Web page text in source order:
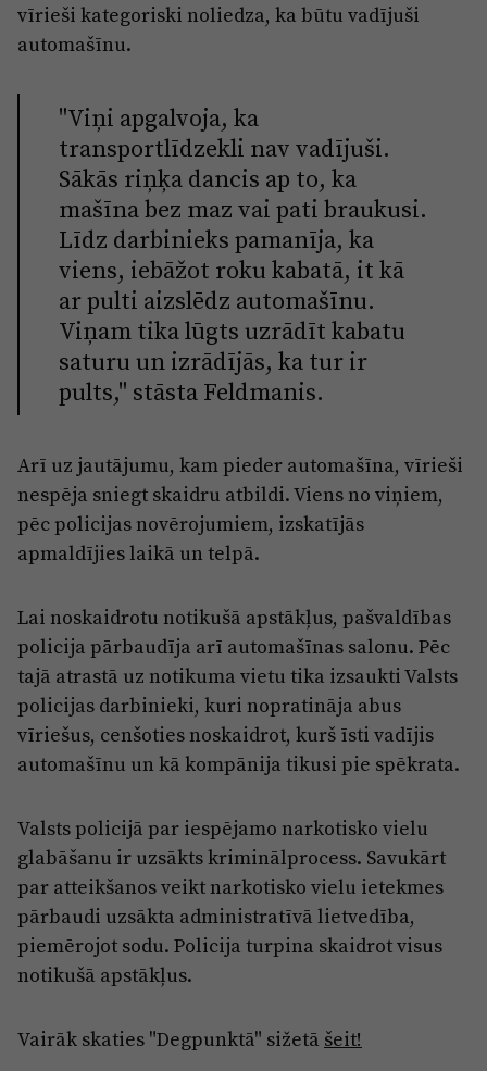
vīrieši kategoriski noliedza, ka būtu vadījuši
automašīnu.
"Viņi apgalvoja, ka
transportlīdzekli nav vadījuši.
Sākās riņķa dancis ap to, ka
mašīna bez maz vai pati braukusi.
Līdz darbinieks pamanīja, ka
viens, iebāžot roku kabatā, it kā
ar pulti aizslēdz automašīnu.
Viņam tika lūgts uzrādīt kabatu
saturu un izrādījās, ka tur ir
pults," stāsta Feldmanis.
Arī uz jautājumu, kam pieder automašīna, vīrieši
nespēja sniegt skaidru atbildi. Viens no viņiem,
pēc policijas novērojumiem, izskatījās
apmaldījies laikā un telpā.
Lai noskaidrotu notikušā apstākļus, pašvaldības
policija pārbaudīja arī automašīnas salonu. Pēc
tajā atrastā uz notikuma vietu tika izsaukti Valsts
policijas darbinieki, kuri nopratināja abus
vīriešus, cenšoties noskaidrot, kurš īsti vadījis
automašīnu un kā kompānija tikusi pie spēkrata.
Valsts policijā par iespējamo narkotisko vielu
glabāšanu ir uzsākts kriminālprocess. Savukārt
par atteikšanos veikt narkotisko vielu ietekmes
pārbaudi uzsākta administratīvā lietvedība,
piemērojot sodu. Policija turpina skaidrot visus
notikušā apstākļus.
Vairāk skaties "Degpunktā" sižetā šeit!